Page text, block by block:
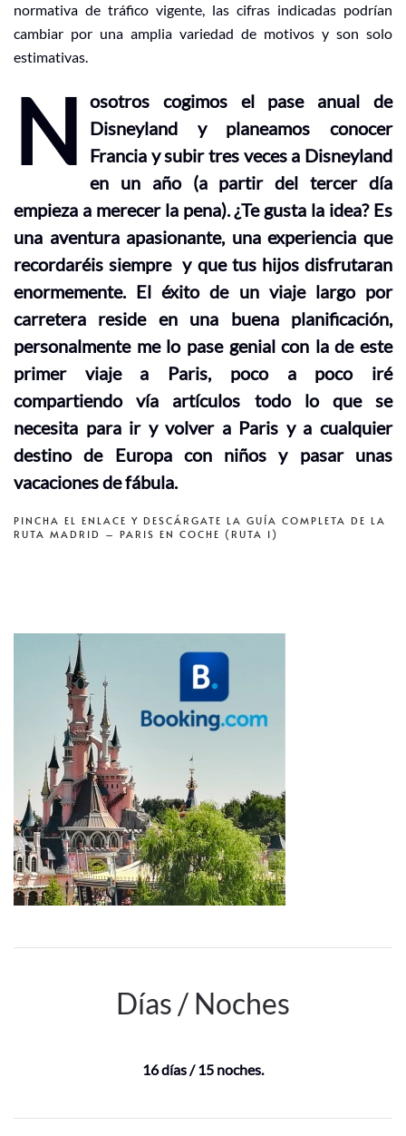
normativa de tráfico vigente, las cifras indicadas podrían
cambiar por una amplia variedad de motivos y son solo
estimativas.
N osotros cogimos el pase anual de
Disneyland y planeamos conocer
Francia y subir tres veces a Disneyland
en un año (a partir del tercer día
empieza a merecer la pena). ¿Te gusta la idea? Es
una aventura apasionante, una experiencia que
recordaréis siempre y que tus hijos disfrutaran
enormemente. El éxito de un viaje largo por
carretera reside en una buena planificación,
personalmente me lo pase genial con la de este
primer viaje a Paris, poco a poco iré
compartiendo vía artículos todo lo que se
necesita para ir y volver a Paris y a cualquier
destino de Europa con niños y pasar unas
vacaciones de fábula.
PINCHA EL ENLACE Y DESCÁRGATE LA GUÍA COMPLETA DE LA
RUTA MADRID – PARIS EN COCHE (RUTA I)
Días / Noches
16 días / 15 noches.